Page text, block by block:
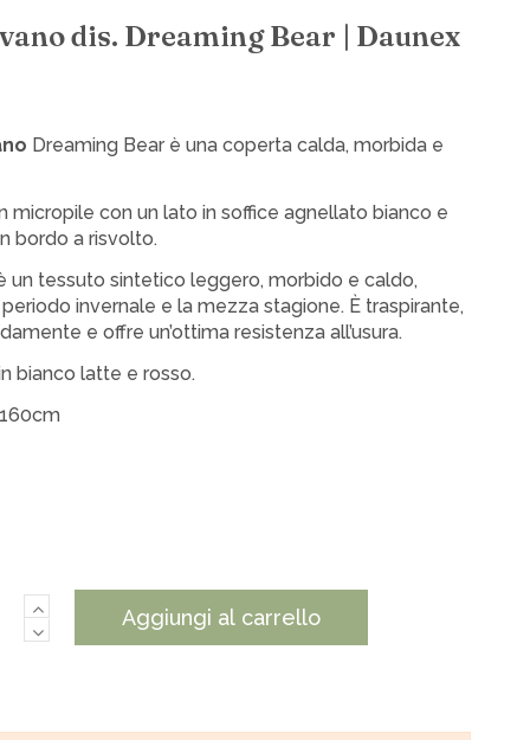
dis. Dreaming Bear | Daunex
Dreaming Bear è una coperta calda, morbida e
micropile con un lato in soffice agnellato bianco e
bordo a risvolto.
un tessuto sintetico leggero, morbido e caldo,
invernale e la mezza stagione. È traspirante,
e offre un’ottima resistenza all’usura.
bianco latte e rosso.
latte
Aggiungi al carrello